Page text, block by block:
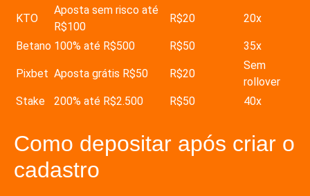
KTO
Aposta sem risco até
R$100
R$20 20x
Betano 100% até R$500 R$50 35x
Pixbet Aposta grátis R$50 R$20
Sem
rollover
Stake
200% até R$2.500 R$50 40x
Como depositar após criar o
cadastro